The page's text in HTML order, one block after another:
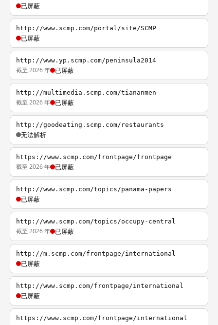
已屏蔽
http://www.scmp.com/portal/site/SCMP
已屏蔽
http://www.yp.scmp.com/peninsula2014
截至 2026 年 已屏蔽
http://multimedia.scmp.com/tiananmen
截至 2026 年 已屏蔽
http://goodeating.scmp.com/restaurants
无法解析
https://www.scmp.com/frontpage/frontpage
截至 2026 年 已屏蔽
http://www.scmp.com/topics/panama-papers
已屏蔽
http://www.scmp.com/topics/occupy-central
截至 2026 年 已屏蔽
http://m.scmp.com/frontpage/international
已屏蔽
http://www.scmp.com/frontpage/international
已屏蔽
https://www.scmp.com/frontpage/international